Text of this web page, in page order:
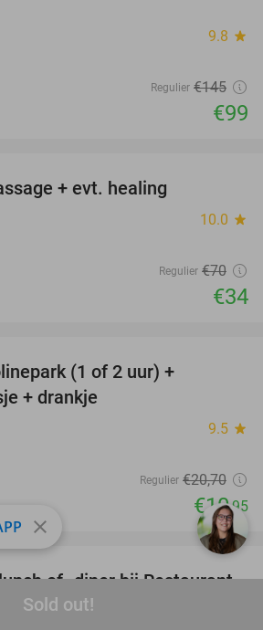
Sold out!
9.8 star
Regulier €145
€99
+ evt. healing
10.0 star
Regulier €70
€34
(1 of 2 uur) +
+ drankje
9.5 star
Regulier €20,70
€10,95
43%
favorite_border
of -diner bij Restaurant
close